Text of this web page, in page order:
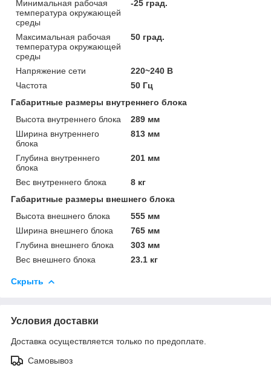
Минимальная рабочая
температура окружающей
среды
-25 град.
Максимальная рабочая
температура окружающей
среды
50 град.
Напряжение сети
220~240 В
Частота
50 Гц
Габаритные размеры внутреннего блока
Высота внутреннего блока
289 мм
Ширина внутреннего
блока
813 мм
Глубина внутреннего
блока
201 мм
Вес внутреннего блока
8 кг
Габаритные размеры внешнего блока
Высота внешнего блока
555 мм
Ширина внешнего блока
765 мм
Глубина внешнего блока
303 мм
Вес внешнего блока
23.1 кг
Скрыть
Условия доставки
Доставка осуществляется только по предоплате.
Самовывоз